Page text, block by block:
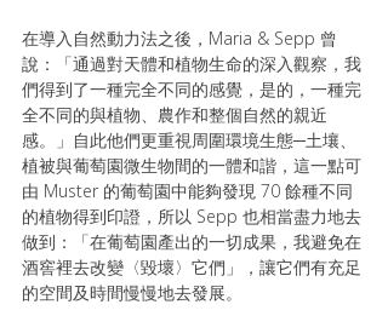
在導入自然動力法之後，Maria & Sepp 曾
說：「通過對天體和植物生命的深入觀察，我
們得到了一種完全不同的感覺，是的，一種完
全不同的與植物、農作和整個自然的親近
感。」自此他們更重視周圍環境生態─土壤、
植被與葡萄園微生物間的一體和諧，這一點可
由 Muster 的葡萄園中能夠發現 70 餘種不同
的植物得到印證，所以 Sepp 也相當盡力地去
做到：「在葡萄園產出的一切成果，我避免在
酒窖裡去改變〈毀壞〉它們」，讓它們有充足
的空間及時間慢慢地去發展。